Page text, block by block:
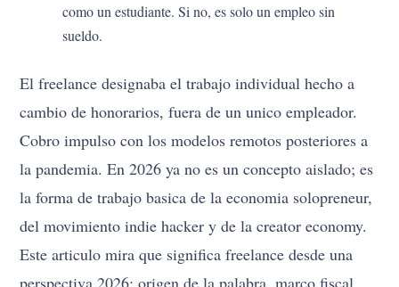
como un estudiante. Si no, es solo un empleo sin
sueldo.
El freelance designaba el trabajo individual hecho a
cambio de honorarios, fuera de un unico empleador.
Cobro impulso con los modelos remotos posteriores a
la pandemia. En 2026 ya no es un concepto aislado; es
la forma de trabajo basica de la economia solopreneur,
del movimiento indie hacker y de la creator economy.
Este articulo mira que significa freelance desde una
perspectiva 2026: origen de la palabra, marco fiscal